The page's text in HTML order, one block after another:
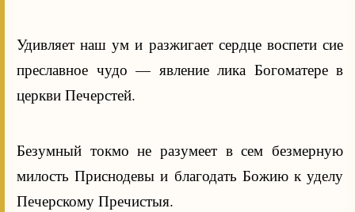
Удивляет наш ум и разжигает сердце воспети сие
преславное чудо — явление лика Богоматере в
церкви Печерстей.
Безумный токмо не разумеет в сем безмерную
милость Приснодевы и благодать Божию к уделу
Печерскому Пречистыя.